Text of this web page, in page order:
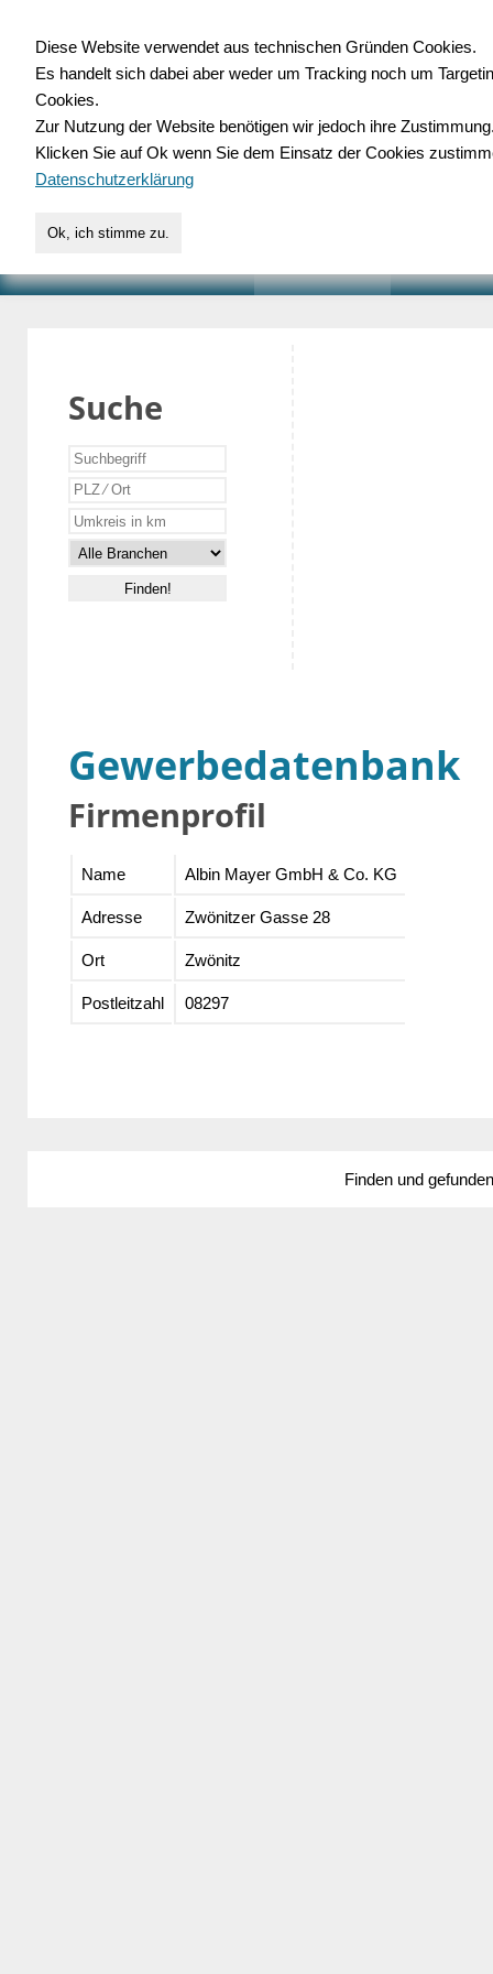
für Handwerk,
Suche
Gewerbedatenbank
Firmenprofil
Name Albin Mayer GmbH & Co. KG
Adresse Zwönitzer Gasse 28
Ort Zwönitz
Postleitzahl 08297
Finden und
Diese Website verwendet aus technischen Gründen Cookies.
Es handelt sich dabei aber weder um Tracking noch um
Cookies.
Zur Nutzung der Website benötigen wir jedoch ihre
Klicken Sie auf Ok wenn Sie dem Einsatz der Cookies
Datenschutzerklärung
Ok, ich stimme zu.